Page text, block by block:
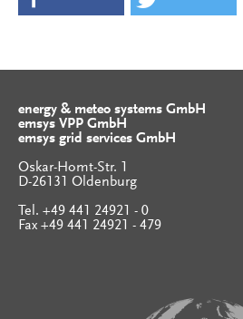
energy & meteo systems GmbH
emsys VPP GmbH
emsys grid services GmbH
Oskar-Homt-Str. 1
D-26131 Oldenburg
Tel. +49 441 24921 - 0
Fax +49 441 24921 - 479